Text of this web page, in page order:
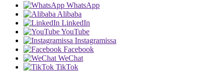
WhatsApp
Alibaba
LinkedIn
YouTube
Instagramissa
Facebook
WeChat
TikTok